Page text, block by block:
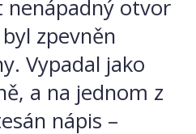
nenápadný otvor
zpevněn
Vypadal jako
a na jednom z
nápis –